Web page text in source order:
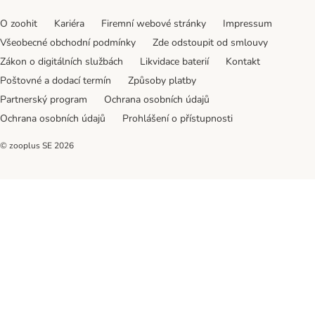
O zoohit Kariéra Firemní webové stránky
Impressum
Všeobecné obchodní podmínky
Zde odstoupit od smlouvy
Zákon o digitálních službách
Likvidace baterií
Kontakt
Poštovné a dodací termín
Způsoby platby
Partnerský program
Ochrana osobních údajů
Ochrana osobních údajů
Prohlášení o přístupnosti
© zooplus SE 2026